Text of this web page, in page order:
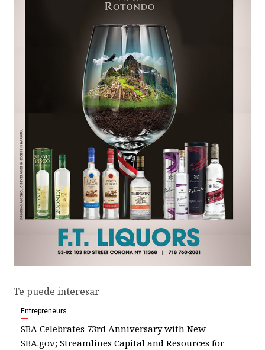
Te puede interesar
Entrepreneurs
SBA Celebrates 73rd Anniversary with New
SBA.gov; Streamlines Capital and Resources for